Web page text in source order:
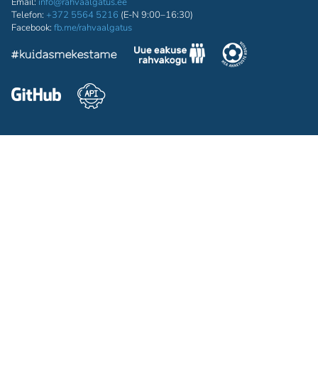
Telefon: +372 5564 5216 (E-N 9:00–16:30)
Facebook: fb.me/rahvaalgatus